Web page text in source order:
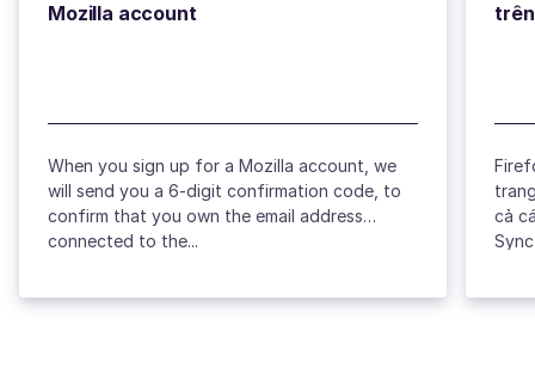
Mozilla account
When you sign up for a Mozilla account, we
will send you a 6-digit confirmation code, to
confirm that you own the email address
connected to the...
cả